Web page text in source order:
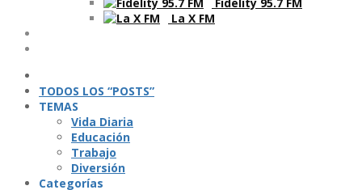
La X FM
TODOS LOS “POSTS”
TEMAS
Vida Diaria
Educación
Trabajo
Diversión
Categorí­as